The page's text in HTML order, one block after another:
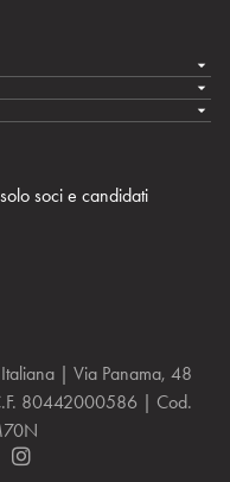
soci e candidati
| Via Panama, 48
80442000586 | Cod.
I